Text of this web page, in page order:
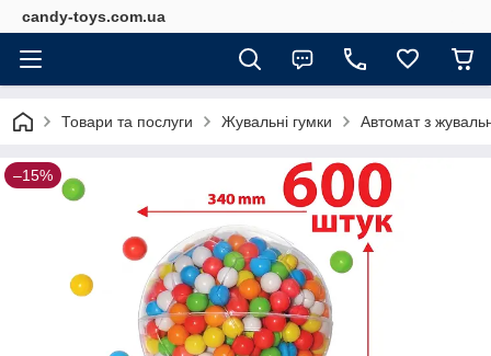
candy-toys.com.ua
Товари та послуги Жувальні гумки Автомат з
–15%